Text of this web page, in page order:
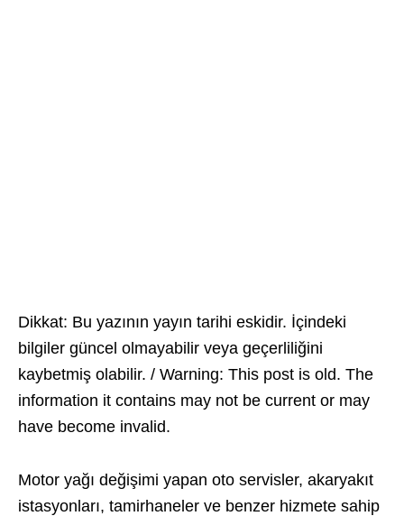
Dikkat: Bu yazının yayın tarihi eskidir. İçindeki
bilgiler güncel olmayabilir veya geçerliliğini
kaybetmiş olabilir. / Warning: This post is old. The
information it contains may not be current or may
have become invalid.
Motor yağı değişimi yapan oto servisler, akaryakıt
istasyonları, tamirhaneler ve benzer hizmete sahip